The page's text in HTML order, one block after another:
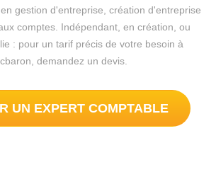
gestion d'entreprise, création d'entreprise
comptes. Indépendant, en création, ou
: pour un tarif précis de votre besoin à
demandez un devis.
UN EXPERT COMPTABLE